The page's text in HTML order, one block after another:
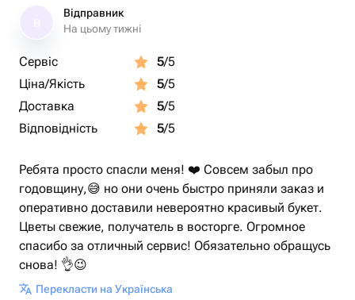
Відправник
На цьому тижні
Сервіс 5/5
Ціна/Якість
5/5
Доставка
5/5
Відповідність
5/5
Ребята просто спасли меня! ❤️ Совсем забыл про
годовщину,😅 но они очень быстро приняли заказ и
оперативно доставили невероятно красивый букет.
Цветы свежие, получатель в восторге. Огромное
спасибо за отличный сервис! Обязательно обращусь
снова! 👌😉
Перекласти на Українська